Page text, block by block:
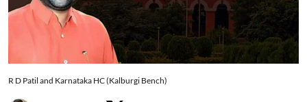
R D Patil and Karnataka HC (Kalburgi Bench)